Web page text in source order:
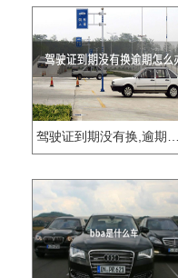
驾驶证到期没有换,逾期怎么办??